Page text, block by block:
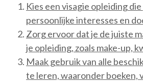
Kies een visagie opleiding
persoonlijke interesses en
Zorg ervoor dat je de juiste
je opleiding, zoals make-up,
Maak gebruik van alle
te leren, waaronder boeken,